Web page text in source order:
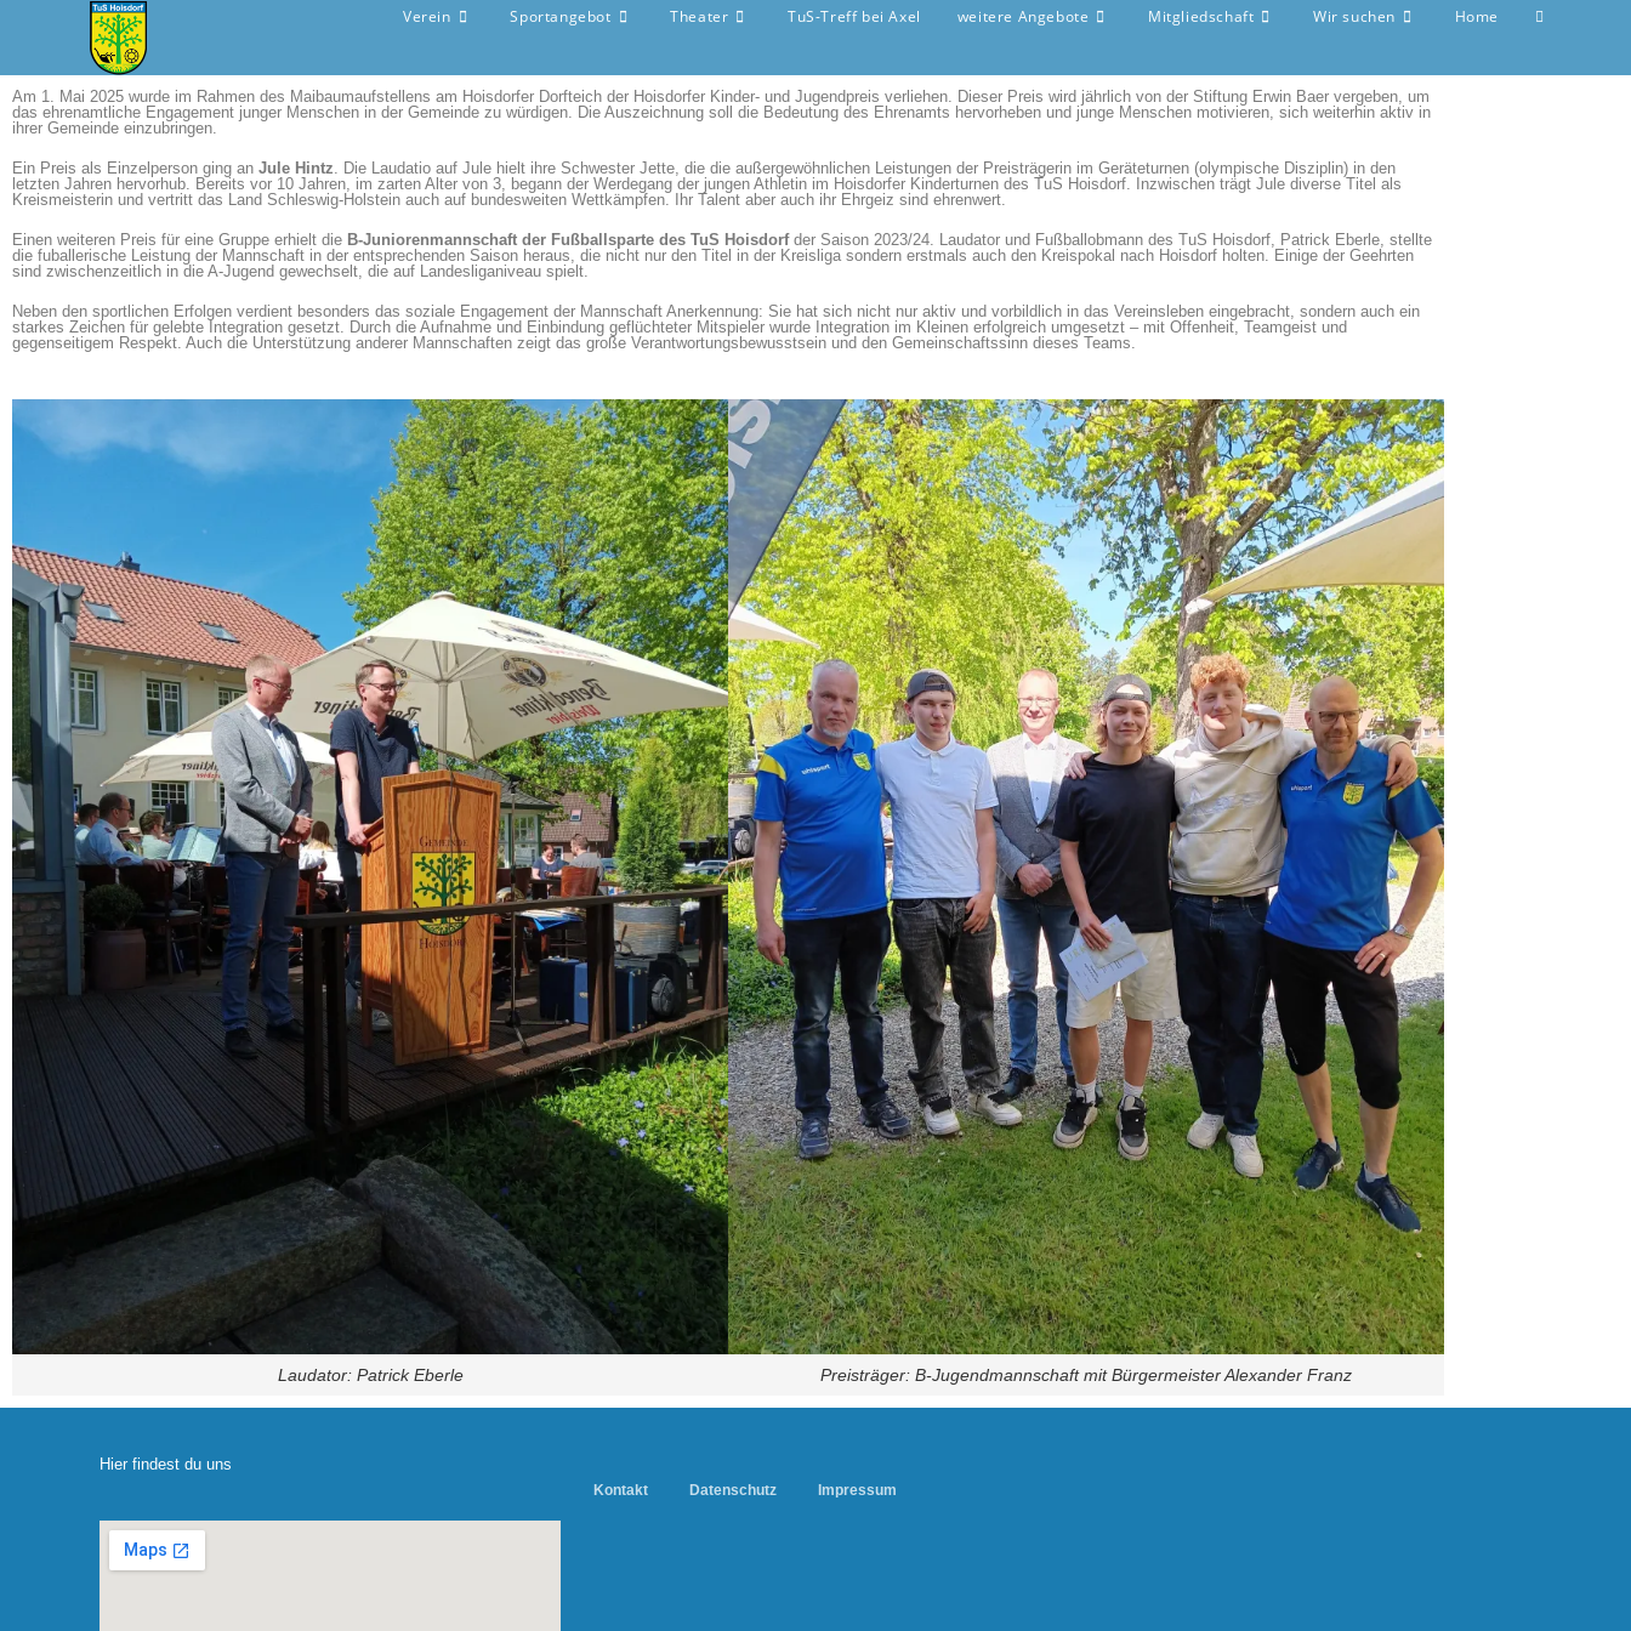
Verein Sportangebot Theater TuS-Treff bei Axel weitere Angebote Mitgliedschaft Wir suchen Home
Am 1. Mai 2025 wurde im Rahmen des Maibaumaufstellens am Hoisdorfer Dorfteich der Hoisdorfer Kinder- und Jugendpreis verliehen. Dieser Preis wird jährlich von der Stiftung Erwin Baer vergeben, um
das ehrenamtliche Engagement junger Menschen in der Gemeinde zu würdigen. Die Auszeichnung soll die Bedeutung des Ehrenamts hervorheben und junge Menschen motivieren, sich weiterhin aktiv in
ihrer Gemeinde einzubringen.
Ein Preis als Einzelperson ging an Jule Hintz. Die Laudatio auf Jule hielt ihre Schwester Jette, die die außergewöhnlichen Leistungen der Preisträgerin im Geräteturnen (olympische Disziplin) in den
letzten Jahren hervorhub. Bereits vor 10 Jahren, im zarten Alter von 3, begann der Werdegang der jungen Athletin im Hoisdorfer Kinderturnen des TuS Hoisdorf. Inzwischen trägt Jule diverse Titel als
Kreismeisterin und vertritt das Land Schleswig-Holstein auch auf bundesweiten Wettkämpfen. Ihr Talent aber auch ihr Ehrgeiz sind ehrenwert.
Einen weiteren Preis für eine Gruppe erhielt die B-Juniorenmannschaft der Fußballsparte des TuS Hoisdorfder Saison 2023/24. Laudator und Fußballobmann des TuS Hoisdorf, Patrick Eberle, stellte
die fuballerische Leistung der Mannschaft in der entsprechenden Saison heraus, die nicht nur den Titel in der Kreisliga sondern erstmals auch den Kreispokal nach Hoisdorf holten. Einige der Geehrten
sind zwischenzeitlich in die A-Jugend gewechselt, die auf Landesliganiveau spielt.
Neben den sportlichen Erfolgen verdient besonders das soziale Engagement der Mannschaft Anerkennung: Sie hat sich nicht nur aktiv und vorbildlich in das Vereinsleben eingebracht, sondern auch ein
starkes Zeichen für gelebte Integration gesetzt. Durch die Aufnahme und Einbindung geflüchteter Mitspieler wurde Integration im Kleinen erfolgreich umgesetzt – mit Offenheit, Teamgeist und
gegenseitigem Respekt. Auch die Unterstützung anderer Mannschaften zeigt das große Verantwortungsbewusstsein und den Gemeinschaftssinn dieses Teams.
Laudator: Patrick Eberle Preisträger: B-Jugendmannschaft mit Bürgermeister Alexander Franz
Hier findest du uns
Kontakt Datenschutz Impressum